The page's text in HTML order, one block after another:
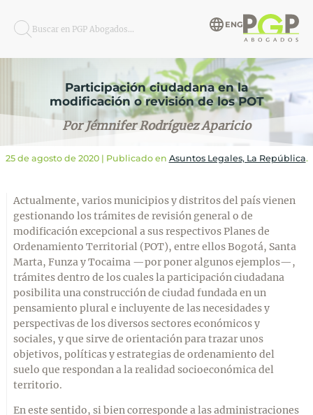
Buscar en PGP Abogados... ENG
Participación ciudadana en la
modificación o revisión de los POT
Por Jémnifer Rodríguez Aparicio
25 de agosto de 2020| Publicado en Asuntos Legales, La República.
Actualmente, varios municipios y distritos del país vienen
gestionando los trámites de revisión general o de
modificación excepcional a sus respectivos Planes de
Ordenamiento Territorial (POT), entre ellos Bogotá, Santa
Marta, Funza y Tocaima —por poner algunos ejemplos—,
trámites dentro de los cuales la participación ciudadana
posibilita una construcción de ciudad fundada en un
pensamiento plural e incluyente de las necesidades y
perspectivas de los diversos sectores económicos y
sociales, y que sirve de orientación para trazar unos
objetivos, políticas y estrategias de ordenamiento del
suelo que respondan a la realidad socioeconómica del
territorio.
En este sentido, si bien corresponde a las administraciones